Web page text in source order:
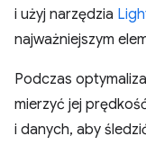
i użyj narzędzia
najważniejszym
Podczas
mierzyć jej
i danych, aby